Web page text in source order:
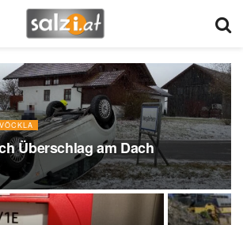
Überschlag am Dach